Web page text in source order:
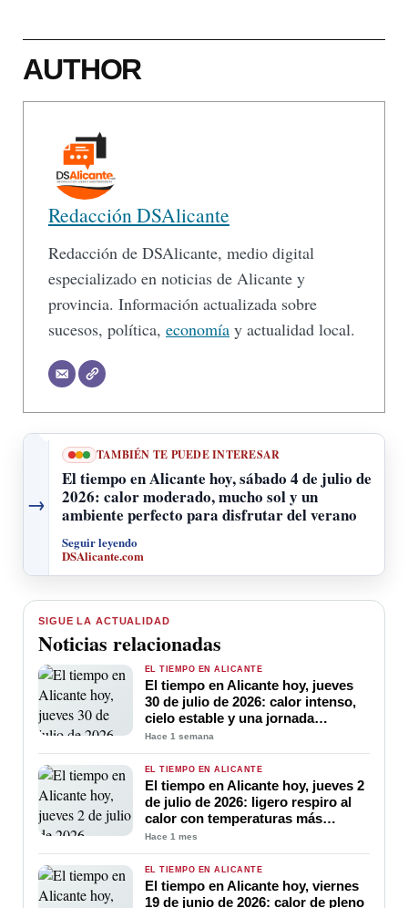
AUTHOR
Redacción DSAlicante
Redacción de DSAlicante, medio digital
especializado en noticias de Alicante y
provincia. Información actualizada sobre
sucesos, política, economía y actualidad local.
→
TAMBIÉN TE PUEDE INTERESAR
El tiempo en Alicante hoy, sábado 4 de julio de
2026: calor moderado, mucho sol y un
ambiente perfecto para disfrutar del verano
Seguir leyendo
DSAlicante.com
SIGUE LA ACTUALIDAD
Noticias relacionadas
EL TIEMPO EN ALICANTE
El tiempo en Alicante hoy, jueves
30 de julio de 2026: calor intenso,
cielo estable y una jornada
marcada por las altas temperaturas
Hace 1 semana
EL TIEMPO EN ALICANTE
El tiempo en Alicante hoy, jueves 2
de julio de 2026: ligero respiro al
calor con temperaturas más
suaves y cielo poco nuboso
Hace 1 mes
EL TIEMPO EN ALICANTE
El tiempo en Alicante hoy, viernes
19 de junio de 2026: calor de pleno